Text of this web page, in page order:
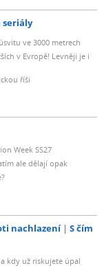
ve 3000 metrech
v Evropě! Levněji je i
říši
Week SS27
ale dělají opak
nachlazení
S čím
kdy už riskujete úpal